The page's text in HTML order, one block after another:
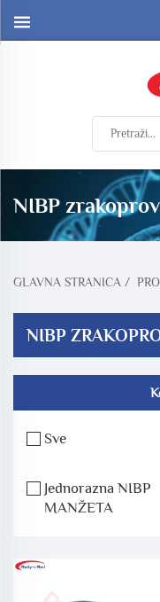
NIBP
GLAVNA STRANICA /
NIBP
Sve
Jednorazna NIBP
MANŽETA